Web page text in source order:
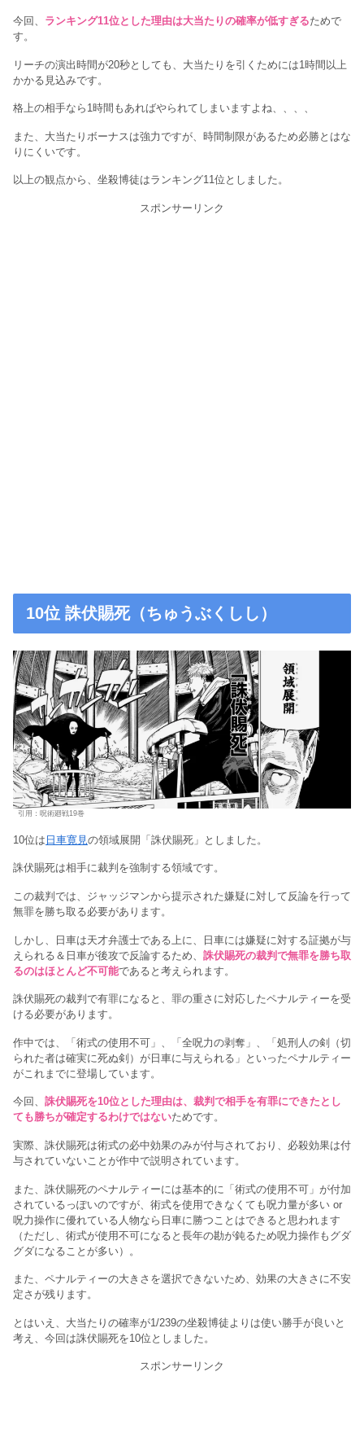
今回、 ランキング11位とした理由は大当たりの確率が低すぎるためで
す。
リーチの演出時間が20秒としても、大当たりを引くためには1時間以上
かかる見込みです。
格上の相手なら1時間もあればやられてしまいますよね、、、、
また、大当たりボーナスは強力ですが、時間制限があるため必勝とはな
りにくいです。
以上の観点から、坐殺博徒はランキング11位としました。
スポンサーリンク
10位 誅伏賜死（ちゅうぶくしし）
引用：呪術廻戦19巻
10位は 日車寛見 の領域展開「誅伏賜死」としました。
誅伏賜死は相手に裁判を強制する領域です。
この裁判では、ジャッジマンから提示された嫌疑に対して反論を行って
無罪を勝ち取る必要があります。
しかし、日車は天才弁護士である上に、日車には嫌疑に対する証拠が与
えられる＆日車が後攻で反論するため、 誅伏賜死の裁判で無罪を勝ち取
るのはほとんど不可能であると考えられます。
誅伏賜死の裁判で有罪になると、罪の重さに対応したペナルティーを受
ける必要があります。
作中では、「術式の使用不可」、「全呪力の剥奪」、「処刑人の剣（切
られた者は確実に死ぬ剣）が日車に与えられる」といったペナルティー
がこれまでに登場しています。
今回、 誅伏賜死を10位とした理由は、裁判で相手を有罪にできたとし
ても勝ちが確定するわけではないためです。
実際、誅伏賜死は術式の必中効果のみが付与されており、必殺効果は付
与されていないことが作中で説明されています。
また、誅伏賜死のペナルティーには基本的に「術式の使用不可」が付加
されているっぽいのですが、術式を使用できなくても呪力量が多い or
呪力操作に優れている人物なら日車に勝つことはできると思われます
（ただし、術式が使用不可になると長年の勘が鈍るため呪力操作もグダ
グダになることが多い）。
また、ペナルティーの大きさを選択できないため、効果の大きさに不安
定さが残ります。
とはいえ、大当たりの確率が1/239の坐殺博徒よりは使い勝手が良いと
考え、今回は誅伏賜死を10位としました。
スポンサーリンク